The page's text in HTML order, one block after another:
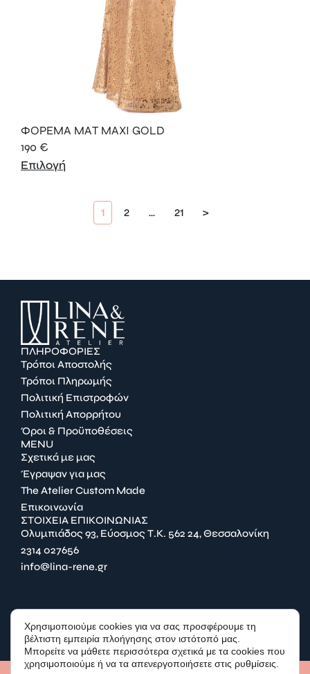
ΦΟΡΕΜΑ ΜΑΤ ΜΑXI GOLD
190 €
Επιλογή
1 2 … 21 >
ΠΛΗΡΟΦΟΡΙΕΣ
Τρόποι Αποστολής
Τρόποι Πληρωμής
Πολιτική Επιστροφών
Πολιτική Απορρήτου
Όροι & Προϋποθέσεις
MENU
Σχετικά με μας
Έγραψαν για μας
The Atelier Custom Made
Επικοινωνία
ΣΤΟΙΧΕΙΑ ΕΠΙΚΟΙΝΩΝΙΑΣ
Ολυμπιάδος 93, Εύοσμος Τ.Κ. 562 24, Θεσσαλονίκη
2314 027656
info@lina-rene.gr
FACEBOOK
INSTAGRAM
Χρησιμοποιούμε cookies για να σας προσφέρουμε τη
βέλτιστη εμπειρία πλοήγησης στον ιστότοπό μας.
Μπορείτε να μάθετε περισσότερα σχετικά με τα cookies που
χρησιμοποιούμε ή να τα απενεργοποιήσετε στις ρυθμίσεις.